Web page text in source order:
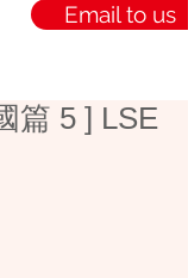
Email to us
篇 5 ] LSE